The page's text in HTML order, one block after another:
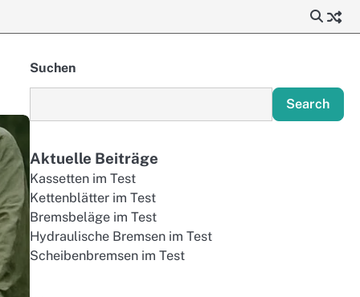
Suchen
Search
Aktuelle Beiträge
Kassetten im Test
Kettenblätter im Test
Bremsbeläge im Test
Hydraulische Bremsen im Test
Scheibenbremsen im Test